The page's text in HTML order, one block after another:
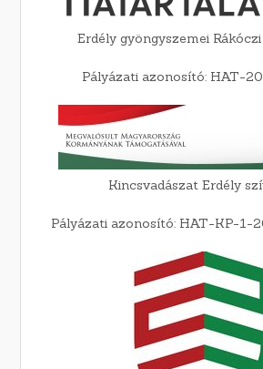
Erdély gyöngyszemei
Pályázati azonosító: HAT-
Kincsvadászat Erdély
Pályázati azonosító: HAT-KP-1-